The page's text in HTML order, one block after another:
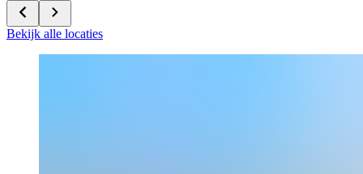
Bekijk alle locaties